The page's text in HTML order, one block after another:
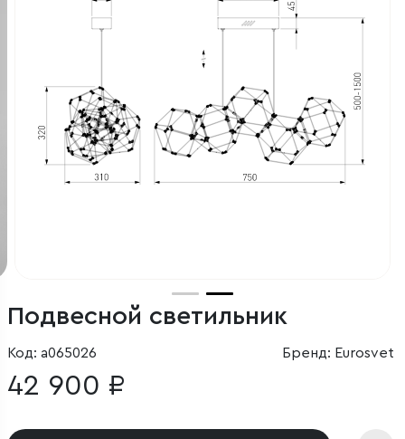
Подвесной светильник
Код: a065026 Бренд: Eurosvet
42 900 ₽